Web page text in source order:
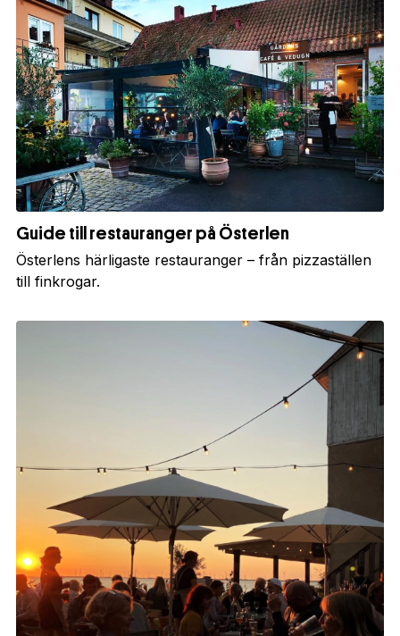
Guide till restauranger på Österlen
Österlens härligaste restauranger – från pizzaställen
till finkrogar.